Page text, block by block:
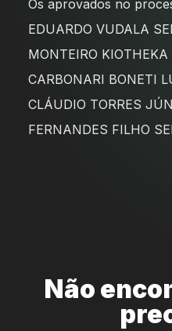
Os aprovados no
EDUARDO VUDALA
MONTEIRO KIOTHEKA
CARBONARI BONETI
CLÁUDIO TORRES
FERNANDES FILHO
Não